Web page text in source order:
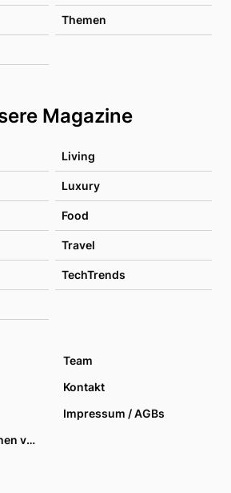
Themen
Magazine
Living
Luxury
Food
Travel
TechTrends
Team
Kontakt
Impressum / AGBs
Datenschutzoptionen verwalten